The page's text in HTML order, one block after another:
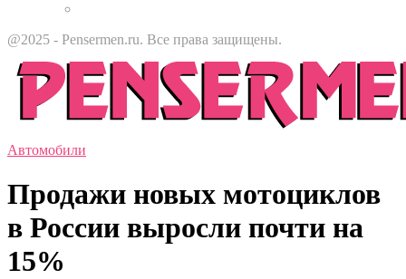
@2025 - Pensermen.ru. Все права защищены.
Автомобили
Продажи новых мотоциклов
в России выросли почти на
15%